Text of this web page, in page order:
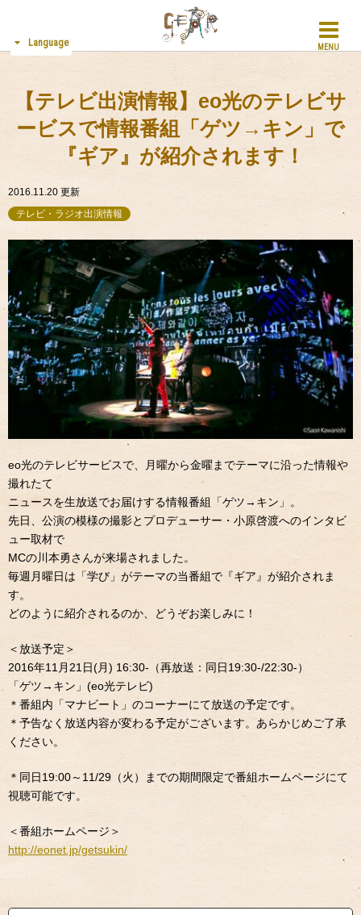
MENU
Language
【テレビ出演情報】eo光のテレビサ
ービスで情報番組「ゲツ→キン」で
『ギア』が紹介されます！
2016.11.20 更新
テレビ・ラジオ出演情報
eo光のテレビサービスで、月曜から金曜までテーマに沿った情報や
撮れたて
ニュースを生放送でお届けする情報番組「ゲツ→キン」。
先日、公演の模様の撮影とプロデューサー・小原啓渡へのインタビ
ュー取材で
MCの川本勇さんが来場されました。
毎週月曜日は「学び」がテーマの当番組で『ギア』が紹介されま
す。
どのように紹介されるのか、どうぞお楽しみに！
＜放送予定＞
2016年11月21日(月) 16:30-（再放送：同日19:30-/22:30-）
「ゲツ→キン」(eo光テレビ)
＊番組内「マナビート」のコーナーにて放送の予定です。
＊予告なく放送内容が変わる予定がございます。あらかじめご了承
ください。
＊同日19:00～11/29（火）までの期間限定で番組ホームページにて
視聴可能です。
＜番組ホームページ＞
http://eonet.jp/getsukin/